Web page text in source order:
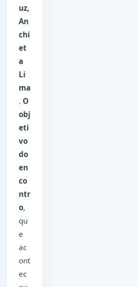
uz,
An
chi
et
a
Li
ma
. O
obj
eti
vo
do
en
co
ntr
o,
qu
e
ac
ont
ec